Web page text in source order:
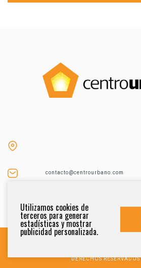
contacto@centrourbano.com
DERECHOS
Utilizamos cookies de
terceros para generar
estadísticas y mostrar
publicidad personalizada.